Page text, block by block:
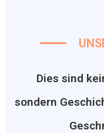
Dies sind
sondern